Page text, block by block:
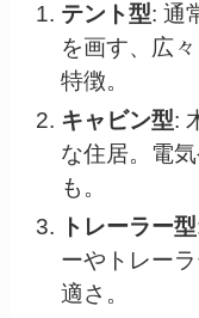
テント型: 通
を画す、広
特徴。
キャビン型:
な住居。電
も。
トレーラー型
ーやトレー
適さ。